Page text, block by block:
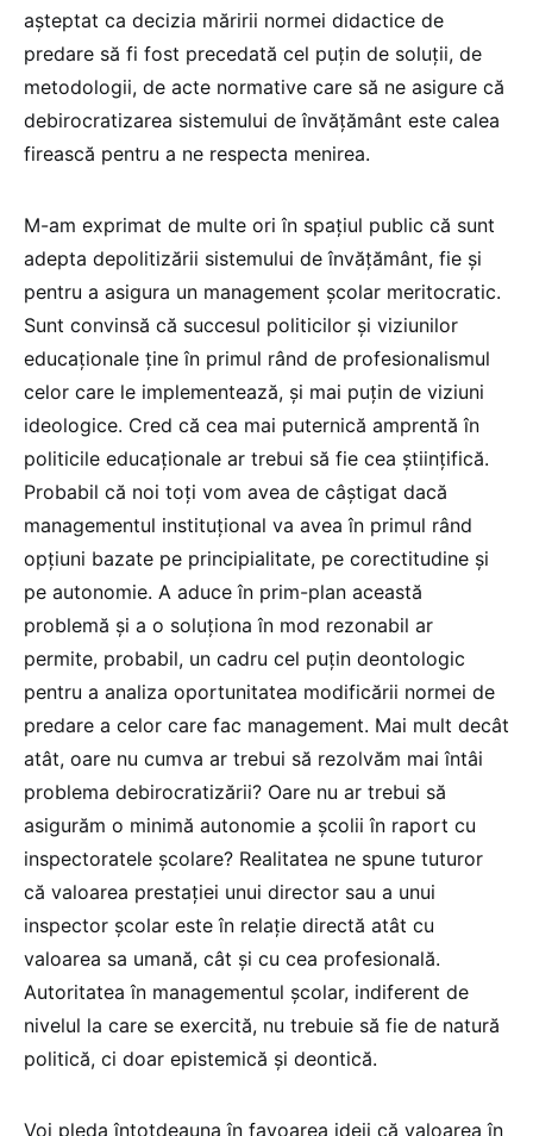
așteptat ca decizia măririi normei didactice de
predare să fi fost precedată cel puțin de soluții, de
metodologii, de acte normative care să ne asigure că
debirocratizarea sistemului de învățământ este calea
firească pentru a ne respecta menirea.
M-am exprimat de multe ori în spațiul public că sunt
adepta depolitizării sistemului de învățământ, fie și
pentru a asigura un management școlar meritocratic.
Sunt convinsă că succesul politicilor și viziunilor
educaționale ține în primul rând de profesionalismul
celor care le implementează, și mai puțin de viziuni
ideologice. Cred că cea mai puternică amprentă în
politicile educaționale ar trebui să fie cea științifică.
Probabil că noi toți vom avea de câștigat dacă
managementul instituțional va avea în primul rând
opțiuni bazate pe principialitate, pe corectitudine și
pe autonomie. A aduce în prim-plan această
problemă și a o soluționa în mod rezonabil ar
permite, probabil, un cadru cel puțin deontologic
pentru a analiza oportunitatea modificării normei de
predare a celor care fac management. Mai mult decât
atât, oare nu cumva ar trebui să rezolvăm mai întâi
problema debirocratizării? Oare nu ar trebui să
asigurăm o minimă autonomie a școlii în raport cu
inspectoratele școlare? Realitatea ne spune tuturor
că valoarea prestației unui director sau a unui
inspector școlar este în relație directă atât cu
valoarea sa umană, cât și cu cea profesională.
Autoritatea în managementul școlar, indiferent de
nivelul la care se exercită, nu trebuie să fie de natură
politică, ci doar epistemică și deontică.
Voi pleda întotdeauna în favoarea ideii că valoarea în